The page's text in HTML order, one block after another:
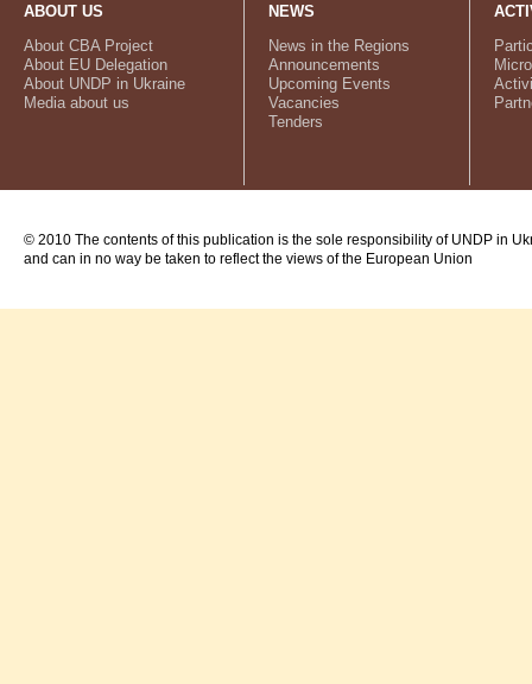
ABOUT US
About CBA Project
About EU Delegation
About UNDP in Ukraine
Media about us
NEWS
News in the Regions
Announcements
Upcoming Events
Vacancies
Tenders
© 2010 The contents of this publication is the sole responsibility of UNDP in
and can in no way be taken to reflect the views of the European Union